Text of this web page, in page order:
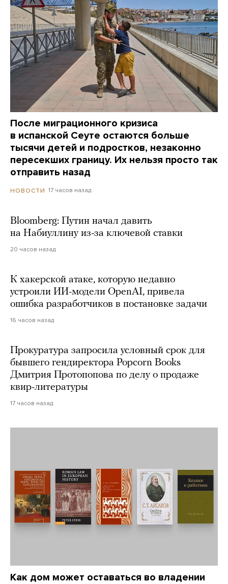
После миграционного кризиса
в испанской Сеуте остаются больше
тысячи детей и подростков, незаконно
пересекших границу. Их нельзя просто так
отправить назад
НОВОСТИ 17 часов назад
Bloomberg: Путин начал давить
на Набиуллину из-за ключевой ставки
20 часов назад
К хакерской атаке, которую недавно
устроили ИИ-модели OpenAI, привела
ошибка разработчиков в постановке задачи
16 часов назад
Прокуратура запросила условный срок для
бывшего гендиректора Popcorn Books
Дмитрия Протопопова по делу о продаже
квир-литературы
17 часов назад
Как дом может оставаться во владении